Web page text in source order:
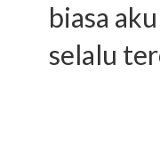
biasa
selalu